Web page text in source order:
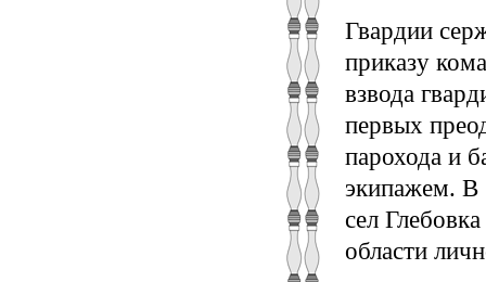
Гвардии
приказу
взвода
первых
парохода и
экипажем. В
сел
области